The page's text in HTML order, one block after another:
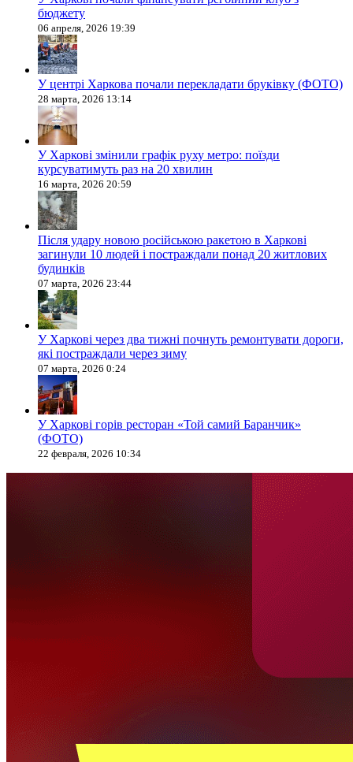
бюджету
06 апреля, 2026 19:39
У центрі Харкова почали перекладати бруківку (ФОТО)
28 марта, 2026 13:14
У Харкові змінили графік руху метро: поїзди
курсуватимуть раз на 20 хвилин
16 марта, 2026 20:59
Після удару новою російською ракетою в Харкові
загинули 10 людей і постраждали понад 20 житлових
будинків
07 марта, 2026 23:44
У Харкові через два тижні почнуть ремонтувати дороги,
які постраждали через зиму
07 марта, 2026 0:24
У Харкові горів ресторан «Той самий Баранчик»
(ФОТО)
22 февраля, 2026 10:34